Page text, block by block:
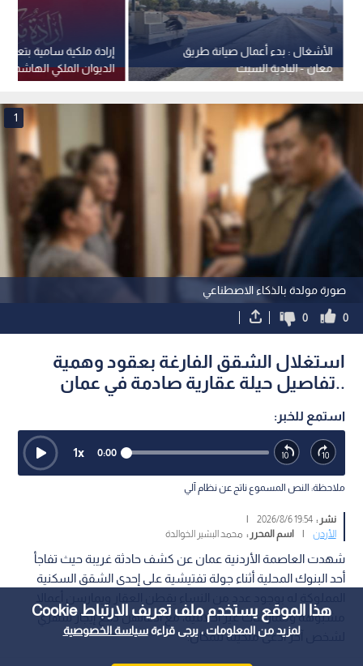
هذا الموقع يستخدم ملف تعريف الارتباط Cookie
لمزيد من المعلومات ، يرجى قراءةسياسة الخصوصية
إرادة ملكية سامية
الديوان الملكي
جلالة الملك عضوين
القومي
الأشغال : بدء أعمال صيانة طريق
معان - البادية السبت
صورة مولدة بالذكاء الاصطناعي
1
0
0
استغلال الشقق الفارغة بعقود وهمية
..تفاصيل حيلة عقارية صادمة في عمان
استمع للخبر:
0:00
1x
ملاحظة: النص المسموع ناتج عن نظام آلي
نشر :19:54 2026/8/6
|
الأردن
| اسم المحرر : محمد البشير الخوالدة
شهدت العاصمة الأردنية عمان عن كشف حادثة غريبة حيث تفاجأ
أحد البنوك المحلية أثناء جولة تفتيشية على إحدى الشقق السكنية
مشبوهة وممارسات غير أخلاقية، مع ادعائهن دفع إيجار شهري
لشخص آخر ادعى ملكيته للمكان.